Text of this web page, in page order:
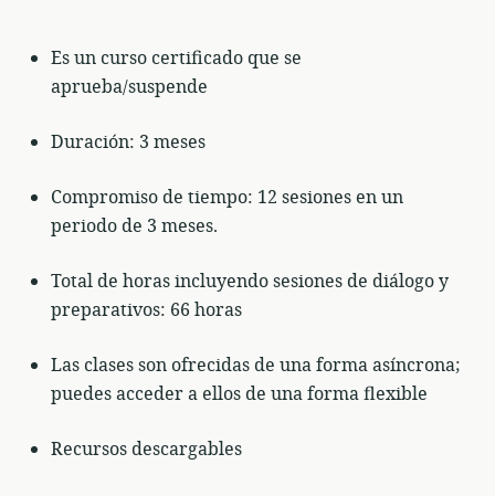
Es un curso certificado que se
aprueba/suspende
Duración: 3 meses
Compromiso de tiempo: 12 sesiones en un
periodo de 3 meses.
Total de horas incluyendo sesiones de diálogo y
preparativos: 66 horas
Las clases son ofrecidas de una forma asíncrona;
puedes acceder a ellos de una forma flexible
Recursos descargables